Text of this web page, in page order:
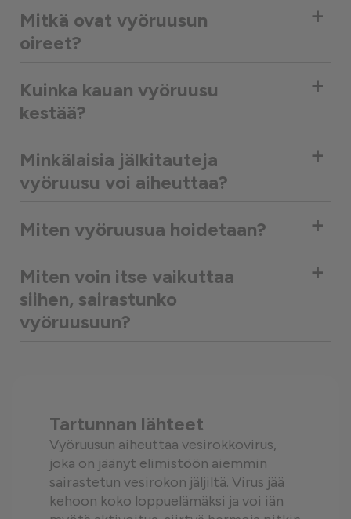
Mitkä ovat vyöruusun
oireet?
+
Kuinka kauan vyöruusu
kestää?
+
Minkälaisia jälkitauteja
vyöruusu voi aiheuttaa?
+
Miten vyöruusua hoidetaan? +
Miten voin itse vaikuttaa
siihen, sairastunko
vyöruusuun?
+
Tartunnan lähteet
Vyöruusun aiheuttaa vesirokkovirus,
joka on jäänyt elimistöön aiemmin
sairastetun vesirokon jäljiltä. Virus jää
kehoon koko loppuelämäksi ja voi iän